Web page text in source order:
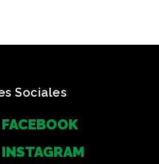
Sociales
FACEBOOK
INSTAGRAM